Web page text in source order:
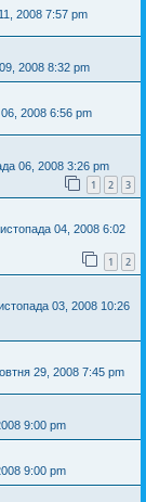
2008 7:57 pm
2008 8:32 pm
2008 6:56 pm
06, 2008 3:26 pm
1 2 3
04, 2008 6:02
1 2
03, 2008 10:26
29, 2008 7:45 pm
9:00 pm
9:00 pm